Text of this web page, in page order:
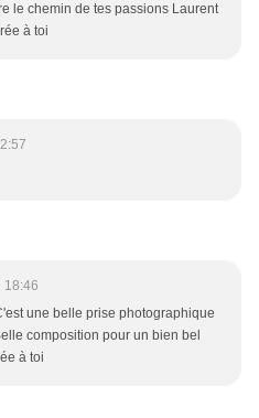
le chemin de tes passions Laurent
à toi
18:46
une belle prise photographique
composition pour un bien bel
à toi